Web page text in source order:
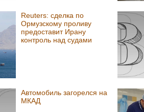
Reuters: сделка по
Ормузскому проливу
предоставит Ирану
контроль над судами
Автомобиль загорелся на
МКАД